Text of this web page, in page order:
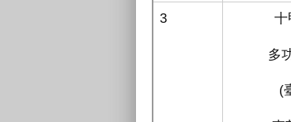
3 十
多
(